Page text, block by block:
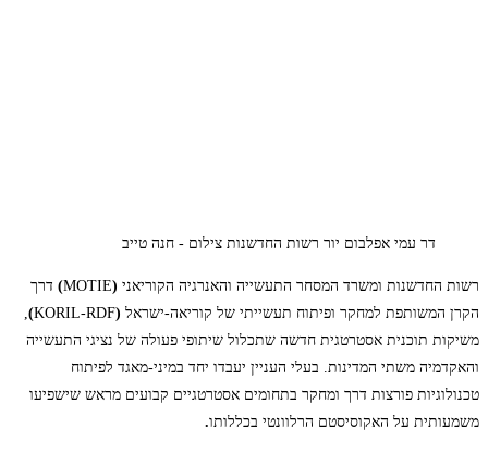
דר עמי אפלבום יור רשות החדשנות צילום - חנה טייב
רשות החדשנות ומשרד המסחר התעשייה והאנרגיה הקוריאני (
MOTIE
) דרך
הקרן המשותפת למחקר ופיתוח תעשייתי של קוריאה-ישראל (
KORIL-RDF
)
,
משיקות תוכנית אסטרטגית חדשה שתכלול שיתופי פעולה של נציגי התעשייה
והאקדמיה משתי המדינות. בעלי העניין יעבדו יחד במיני-מאגד לפיתוח
טכנולוגיות פורצות דרך ומחקר בתחומים אסטרטגיים קבועים מראש שישפיעו
משמעותית על האקוסיסטם הרלוונטי בכללותו.